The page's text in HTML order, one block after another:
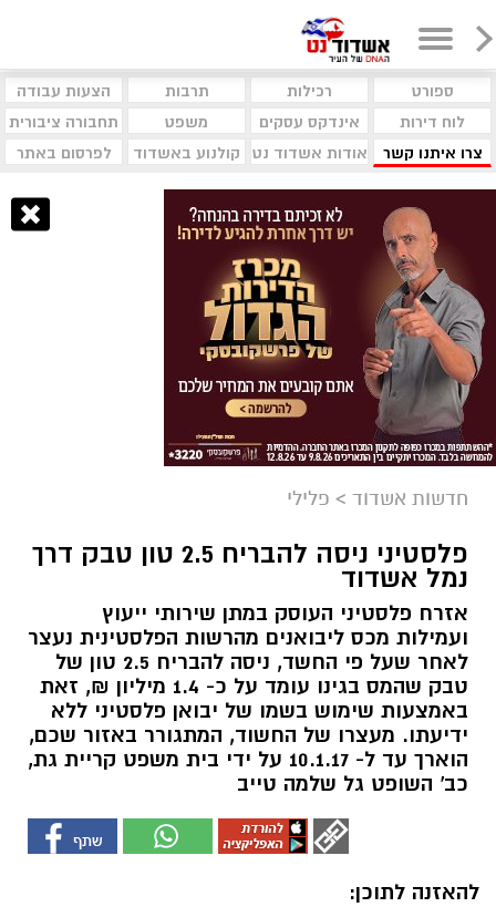
ספורט רכילות תרבות
הצעות עבודה
לוח דירות
אינדקס עסקים משפט
תחבורה ציבורית
צרו איתנו קשר
אודות אשדוד נט קולנוע באשדוד לפרסום באתר
חדשות אשדוד > פלילי
פלסטיני ניסה להבריח 2.5 טון טבק דרך
נמל אשדוד
אזרח פלסטיני העוסק במתן שירותי ייעוץ
ועמילות מכס ליבואנים מהרשות הפלסטינית נעצר
לאחר שעל פי החשד, ניסה להבריח 2.5 טון של
טבק שהמס בגינו עומד על כ- 1.4 מיליון ₪, זאת
באמצעות שימוש בשמו של יבואן פלסטיני ללא
ידיעתו. מעצרו של החשוד, המתגורר באזור שכם,
הוארך עד ל- 10.1.17 על ידי בית משפט קריית גת,
כב' השופט גל שלמה טייב
להאזנה לתוכן: